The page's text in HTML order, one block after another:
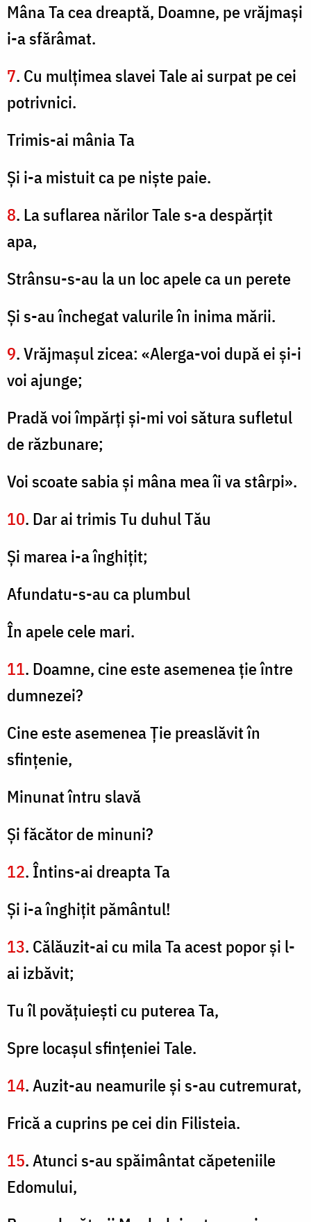
Mâna Ta cea dreaptă, Doamne, pe vrăjmaşi
i-a sfărâmat.
7. Cu mulţimea slavei Tale ai surpat pe cei
potrivnici.
Trimis-ai mânia Ta
Şi i-a mistuit ca pe nişte paie.
8. La suflarea nărilor Tale s-a despărţit
apa,
Strânsu-s-au la un loc apele ca un perete
Şi s-au închegat valurile în inima mării.
9. Vrăjmaşul zicea: «Alerga-voi după ei şi-i
voi ajunge;
Pradă voi împărţi şi-mi voi sătura sufletul
de răzbunare;
Voi scoate sabia şi mâna mea îi va stârpi».
10. Dar ai trimis Tu duhul Tău
Şi marea i-a înghiţit;
Afundatu-s-au ca plumbul
În apele cele mari.
11. Doamne, cine este asemenea ţie între
dumnezei?
Cine este asemenea Ție preaslăvit în
sfinţenie,
Minunat întru slavă
Şi făcător de minuni?
12. Întins-ai dreapta Ta
Şi i-a înghiţit pământul!
13. Călăuzit-ai cu mila Ta acest popor şi l-
ai izbăvit;
Tu îl povăţuieşti cu puterea Ta,
Spre locaşul sfinţeniei Tale.
14. Auzit-au neamurile şi s-au cutremurat,
Frică a cuprins pe cei din Filisteia.
15. Atunci s-au spăimântat căpeteniile
Edomului,